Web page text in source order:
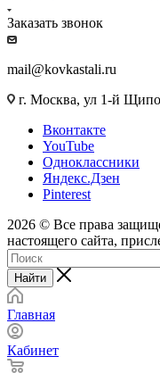
Заказать звонок
mail@kovkastali.ru
г. Москва, ул 1-й
Вконтакте
YouTube
Одноклассники
Яндекс.Дзен
Pinterest
2026 © Все права
настоящего сайта,
Найти
Главная
Кабинет